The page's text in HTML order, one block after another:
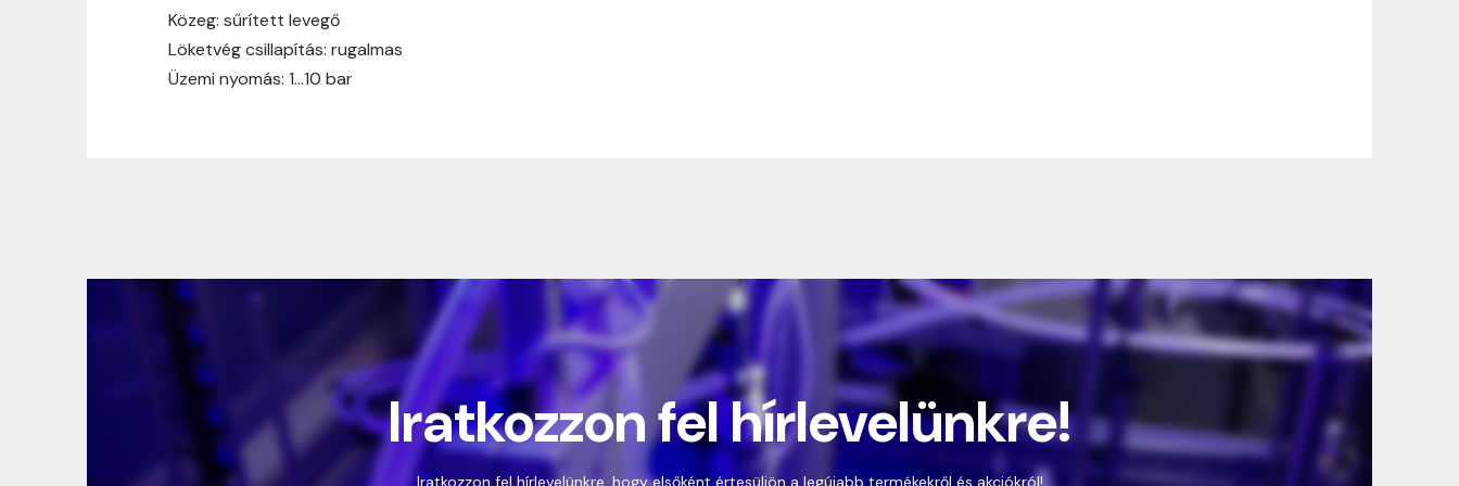
Közeg: sűrített levegő
Löketvég csillapítás: rugalmas
Üzemi nyomás: 1…10 bar
Iratkozzon fel hírlevelünkre!
Iratkozzon fel hírlevelünkre, hogy elsőként értesüljön a legújabb termékekről és akciókról!